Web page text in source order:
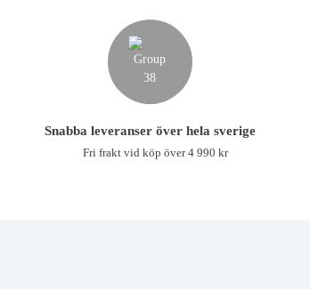
Snabba leveranser över hela sverige
Fri frakt vid köp över 4 990 kr